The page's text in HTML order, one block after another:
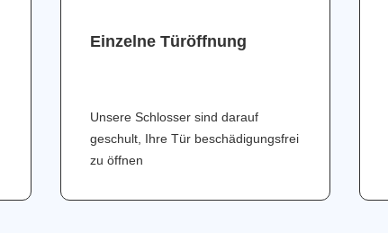
Einzelne Türöffnung
Unsere Schlosser sind darauf
geschult, Ihre Tür beschädigungsfrei
zu öffnen